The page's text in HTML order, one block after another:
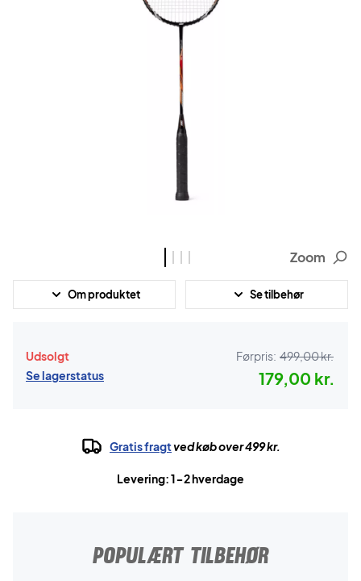
Zoom
Om produktet Se tilbehør
Udsolgt
Se lagerstatus
Førpris: 499,00 kr.
179,00 kr.
Gratis fragtved køb over 499 kr.
Levering: 1-2 hverdage
POPULÆRT TILBEHØR